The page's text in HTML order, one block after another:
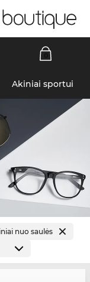
Akiniai sportui
nuo saulės